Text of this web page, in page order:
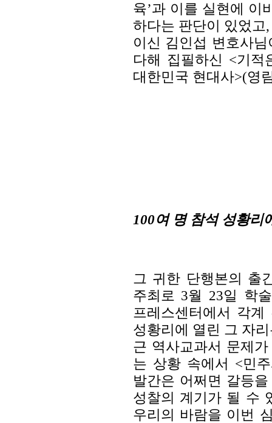
육’과 이를 실현에 이
하다는 판단이 있었고
이신 김인섭 변호사
다해 집필하신 <기적
대한민국 현대사>(영
100여 명 참석 성황리
그 귀한 단행본의 출
주최로 3월 23일 학
프레스센터에서 각
성황리에 열린 그 자
근 역사교과서 문제
는 상황 속에서 <민
발간은 어쩌면 갈등
성찰의 계기가 될 수
우리의 바람을 이번